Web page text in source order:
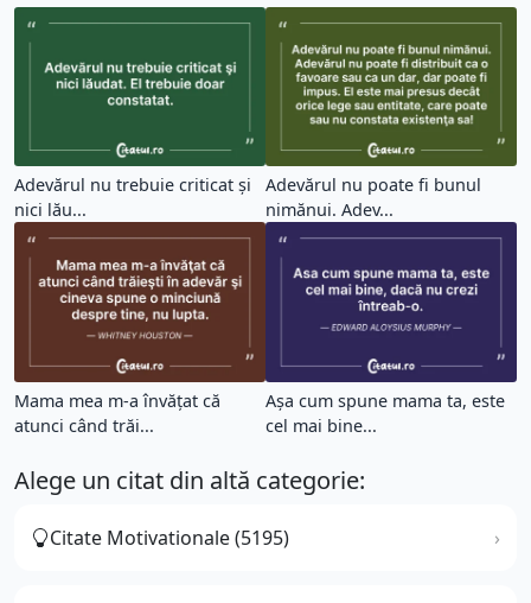
Adevărul nu trebuie criticat şi
nici lău...
Adevărul nu poate fi bunul
nimănui. Adev...
Mama mea m-a învăţat că
atunci când trăi...
Așa cum spune mama ta, este
cel mai bine...
Alege un citat din altă categorie:
Citate Motivationale (5195)